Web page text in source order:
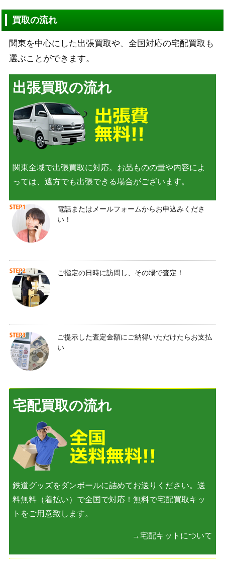
買取の流れ
関東を中心にした出張買取や、全国対応の宅配買取も
選ぶことができます。
出張買取の流れ
関東全域で出張買取に対応。お品ものの量や内容によ
っては、遠方でも出張できる場合がございます。
電話またはメールフォームからお申込みくださ
い！
ご指定の日時に訪問し、その場で査定！
ご提示した査定金額にご納得いただけたらお支払
い
宅配買取の流れ
鉄道グッズをダンボールに詰めてお送りください。送
料無料（着払い）で全国で対応！無料で宅配買取キッ
トをご用意致します。
→宅配キットについて